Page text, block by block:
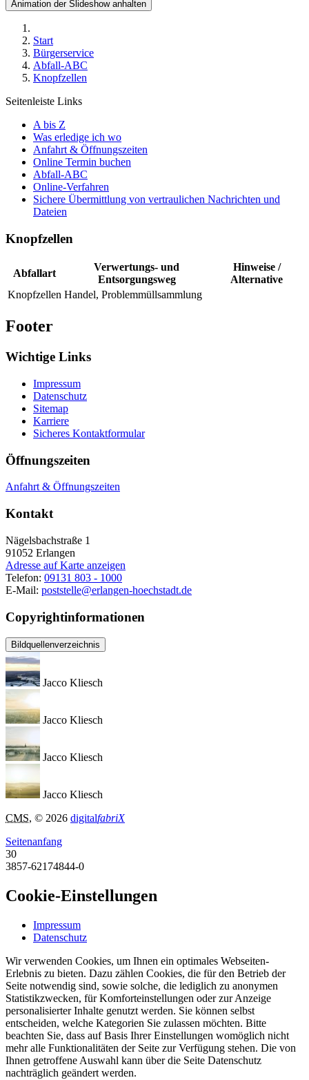
Animation der Slideshow anhalten
Start
Bürgerservice
Abfall-ABC
Knopfzellen
Seitenleiste Links
A bis Z
Was erledige ich wo
Anfahrt & Öffnungszeiten
Online Termin buchen
Abfall-ABC
Online-Verfahren
Sichere Übermittlung von vertraulichen Nachrichten und
Dateien
Knopfzellen
Abfallart
Verwertungs- und
Entsorgungsweg
Hinweise /
Alternative
Knopfzellen Handel, Problemmüllsammlung
Footer
Wichtige Links
Impressum
Datenschutz
Sitemap
Karriere
Sicheres Kontaktformular
Öffnungszeiten
Anfahrt & Öffnungszeiten
Kontakt
Nägelsbachstraße 1
91052 Erlangen
Adresse auf Karte anzeigen
Telefon: 09131 803 - 1000
E-Mail: poststelle@erlangen-hoechstadt.de
Copyrightinformationen
Bildquellenverzeichnis
Jacco Kliesch
Jacco Kliesch
Jacco Kliesch
Jacco Kliesch
CMS, © 2026 digitalfabriX
Seitenanfang
30
3857-62174844-0
Cookie-Einstellungen
Impressum
Datenschutz
Wir verwenden Cookies, um Ihnen ein optimales Webseiten-
Erlebnis zu bieten. Dazu zählen Cookies, die für den Betrieb der
Seite notwendig sind, sowie solche, die lediglich zu anonymen
Statistikzwecken, für Komforteinstellungen oder zur Anzeige
personalisierter Inhalte genutzt werden. Sie können selbst
entscheiden, welche Kategorien Sie zulassen möchten. Bitte
beachten Sie, dass auf Basis Ihrer Einstellungen womöglich nicht
mehr alle Funktionalitäten der Seite zur Verfügung stehen. Die von
Ihnen getroffene Auswahl kann über die Seite Datenschutz
nachträglich geändert werden.